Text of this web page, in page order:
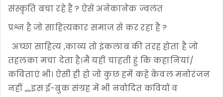
संस्कृति बचा रहे हैं ? ऐसे अनेकानेक ज्वलंत
प्रश्न है जो साहित्यकार समाज से कर रहा‌ है ?
अच्छा साहित्य ,काव्य तो इंकलाब की तरह होता है जो
तहलका मचा देता है।मैं यही चाहती हुं कि कहानियां/
कविताएं भी। ऐसी ही हो जो कुछ हमें कहे केवल मनोरंजन
नहीं ,,,,इस ई-बुक संग्रह में भी नवोदित कवियों व